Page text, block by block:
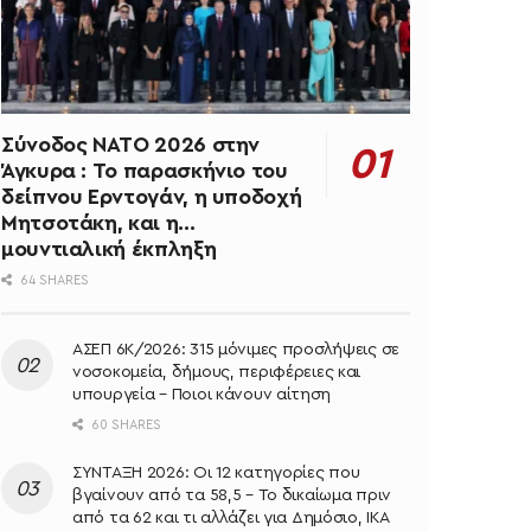
Σύνοδος ΝΑΤΟ 2026 στην
Άγκυρα : Το παρασκήνιο του
δείπνου Ερντογάν, η υποδοχή
Μητσοτάκη, και η…
μουντιαλική έκπληξη
64 SHARES
ΑΣΕΠ 6Κ/2026: 315 μόνιμες προσλήψεις σε
νοσοκομεία, δήμους, περιφέρειες και
υπουργεία – Ποιοι κάνουν αίτηση
60 SHARES
ΣΥΝΤΑΞΗ 2026: Οι 12 κατηγορίες που
βγαίνουν από τα 58,5 – Το δικαίωμα πριν
από τα 62 και τι αλλάζει για Δημόσιο, ΙΚΑ